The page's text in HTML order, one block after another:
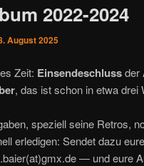
2022-2024
August 2025
Zeit: Einsendeschlussder
, das ist schon in etwa drei
speziell seine Retros,
erledigen: Sendet dazu
— und eure